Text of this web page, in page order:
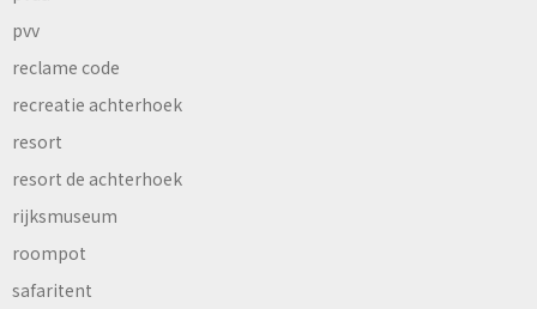
pvv
reclame code
recreatie achterhoek
resort
resort de achterhoek
rijksmuseum
roompot
safaritent